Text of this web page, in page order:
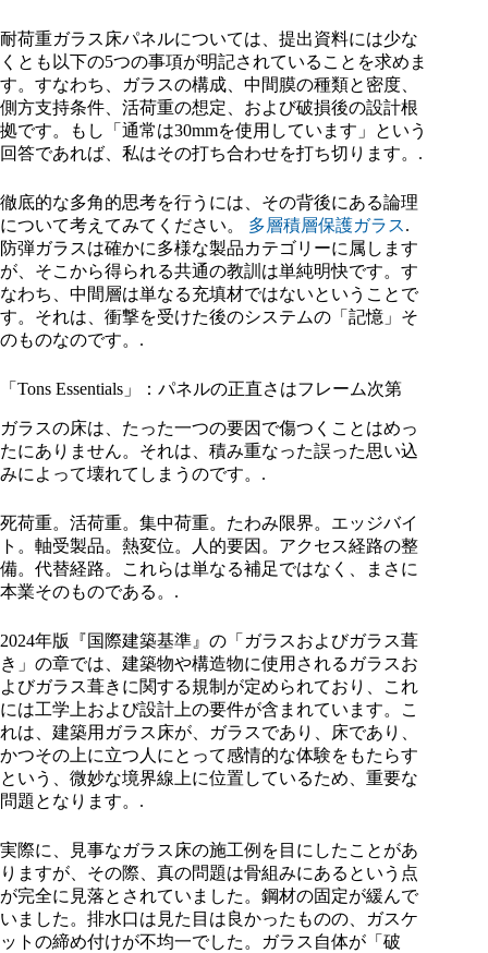
耐荷重ガラス床パネルについては、提出資料には少な
くとも以下の5つの事項が明記されていることを求めま
す。すなわち、ガラスの構成、中間膜の種類と密度、
側方支持条件、活荷重の想定、および破損後の設計根
拠です。もし「通常は30mmを使用しています」という
回答であれば、私はその打ち合わせを打ち切ります。.
徹底的な多角的思考を行うには、その背後にある論理
について考えてみてください。 多層積層保護ガラス.
防弾ガラスは確かに多様な製品カテゴリーに属します
が、そこから得られる共通の教訓は単純明快です。す
なわち、中間層は単なる充填材ではないということで
す。それは、衝撃を受けた後のシステムの「記憶」そ
のものなのです。.
「Tons Essentials」：パネルの正直さはフレーム次第
ガラスの床は、たった一つの要因で傷つくことはめっ
たにありません。それは、積み重なった誤った思い込
みによって壊れてしまうのです。.
死荷重。活荷重。集中荷重。たわみ限界。エッジバイ
ト。軸受製品。熱変位。人的要因。アクセス経路の整
備。代替経路。これらは単なる補足ではなく、まさに
本業そのものである。.
2024年版『国際建築基準』の「ガラスおよびガラス葺
き」の章では、建築物や構造物に使用されるガラスお
よびガラス葺きに関する規制が定められており、これ
には工学上および設計上の要件が含まれています。こ
れは、建築用ガラス床が、ガラスであり、床であり、
かつその上に立つ人にとって感情的な体験をもたらす
という、微妙な境界線上に位置しているため、重要な
問題となります。.
実際に、見事なガラス床の施工例を目にしたことがあ
りますが、その際、真の問題は骨組みにあるという点
が完全に見落とされていました。鋼材の固定が緩んで
いました。排水口は見た目は良かったものの、ガスケ
ットの締め付けが不均一でした。ガラス自体が「破